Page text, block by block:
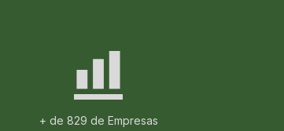
+ de 829 de Empresas